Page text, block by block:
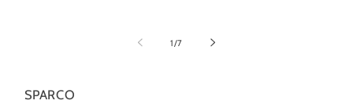
modale
1/su
7
SPARCO